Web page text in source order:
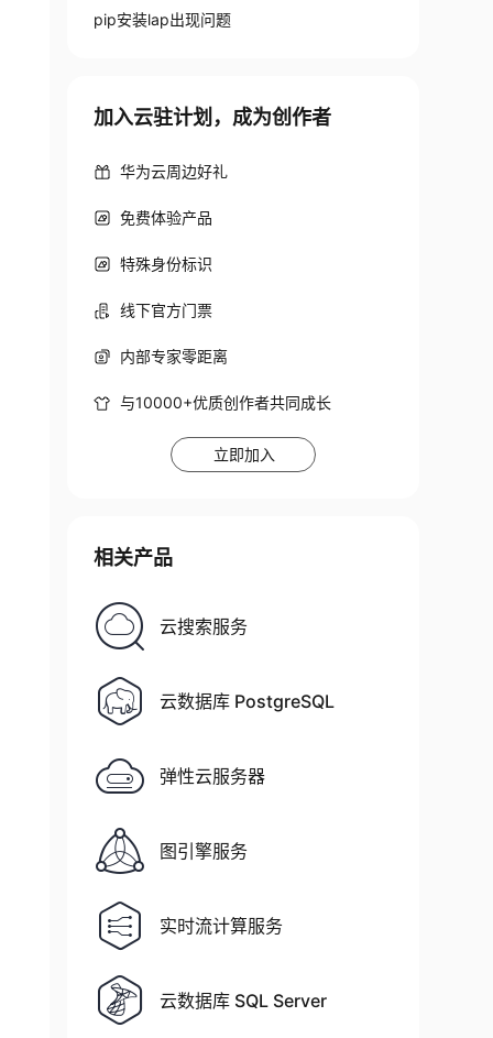
at
the logs for full command output.
pgdg-redhat-repo-latest.noarch.rpm
pip安装lap出现问题
加入云驻计划，成为创作者
华为云周边好礼
免费体验产品
特殊身份标识
线下官方门票
内部专家零距离
与10000+优质创作者共同成长
立即加入
相关产品
云搜索服务
云数据库 PostgreSQL
弹性云服务器
图引擎服务
实时流计算服务
云数据库 SQL Server